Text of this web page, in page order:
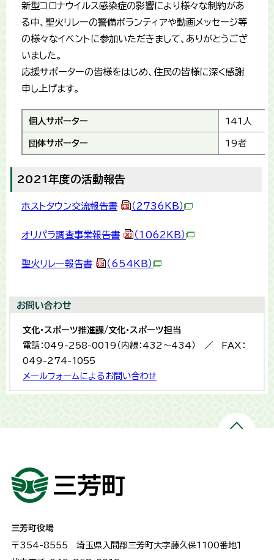
新型コロナウイルス感染症の影響により様々な制約があ
る中、聖火リレーの警備ボランティアや動画メッセージ等
の様々なイベントに参加いただきまして、ありがとうござ
いました。
応援サポーターの皆様をはじめ、住民の皆様に深く感謝
申し上げます。
個人サポーター 141人
団体サポーター 19者
2021年度の活動報告
ホストタウン交流報告書 （2736KB）
オリパラ調査事業報告書 （1062KB）
聖火リレー報告書 （654KB）
お問い合わせ
文化・スポーツ推進課/文化・スポーツ担当
電話：049-258-0019（内線：432〜434） ／ FAX：
049-274-1055
メールフォームによるお問い合わせ
三芳町役場
〒354-8555 埼玉県入間郡三芳町大字藤久保1100番地１